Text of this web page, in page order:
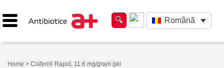
Română
Home > Clafen® Rapid, 11.6 mg/gram gel